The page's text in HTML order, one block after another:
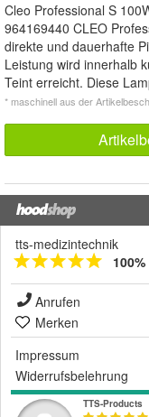
Cleo Professional S
964169440 CLEO
direkte und dauerhafte
Leistung wird innerhalb
Teint erreicht. Diese
* maschinell aus der
tts-medizintechnik
Anrufen
Merken
Impressum
Widerrufsbelehrung